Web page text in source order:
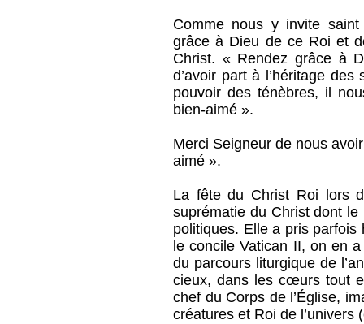
Comme nous y invite
grâce à Dieu de ce Roi et
Christ. « Rendez grâce à
d’avoir part à l’héritage
pouvoir des ténèbres, il
bien-aimé ».
Merci Seigneur de nous
aimé ».
La fête du Christ Roi lors
suprématie du Christ dont
politiques. Elle a pris
le concile Vatican II, on en
du parcours liturgique de
cieux, dans les cœurs tout
chef du Corps de l’Église,
créatures et Roi de l’univers